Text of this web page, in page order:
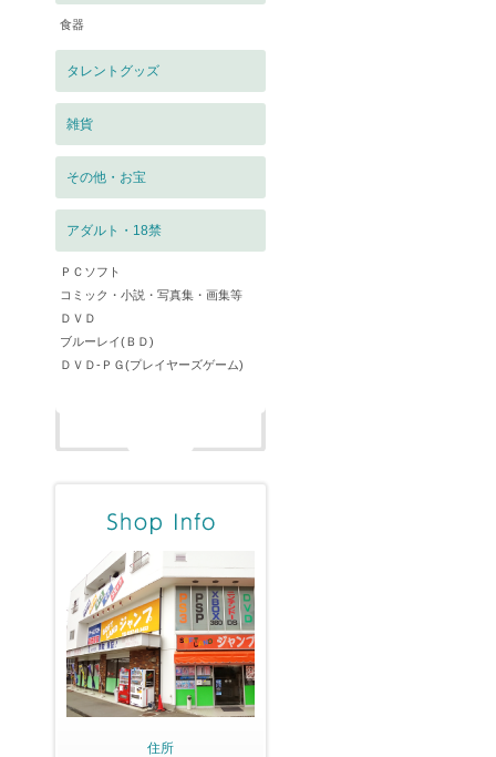
食器
タレントグッズ
雑貨
その他・お宝
アダルト・18禁
ＰＣソフト
コミック・小説・写真集・画集等
ＤＶＤ
ブルーレイ(ＢＤ)
ＤＶＤ-ＰＧ(プレイヤーズゲーム)
住所